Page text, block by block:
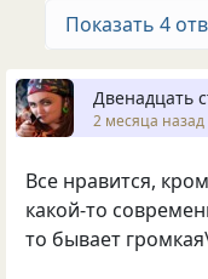
Показать 4
Двенадцать
2 месяца назад
Все нравится,
какой-то
то бывает